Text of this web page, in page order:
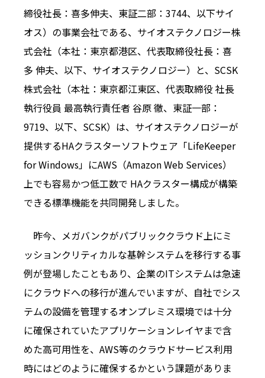
締役社長：喜多伸夫、東証二部：3744、以下サイ
オス）の事業会社である、サイオステクノロジー株
式会社（本社：東京都港区、代表取締役社長：喜
多 伸夫、以下、サイオステクノロジー）と、SCSK
株式会社（本社：東京都江東区、代表取締役 社長
執行役員 最高執行責任者 谷原 徹、東証一部：
9719、以下、SCSK）は、サイオステクノロジーが
提供するHAクラスターソフトウェア「LifeKeeper
for Windows」にAWS（Amazon Web Services）
上でも容易かつ低工数で HAクラスター構成が構築
できる標準機能を共同開発しました。
昨今、メガバンクがパブリッククラウド上にミ
ッションクリティカルな基幹システムを移行する事
例が登場したこともあり、企業のITシステムは急速
にクラウドへの移行が進んでいますが、自社でシス
テムの設備を管理するオンプレミス環境では十分
に確保されていたアプリケーションレイヤまで含
めた高可用性を、AWS等のクラウドサービス利用
時にはどのように確保するかという課題がありま